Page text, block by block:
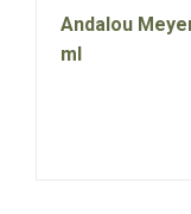
Andalou
ml